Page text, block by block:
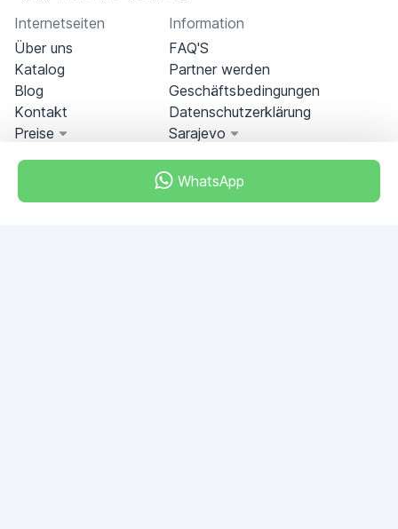
WhatsApp
Internetseiten
Über uns
Katalog
Blog
Kontakt
Preise
Information
FAQ'S
Partner werden
Geschäftsbedingungen
Datenschutzerklärung
Sarajevo